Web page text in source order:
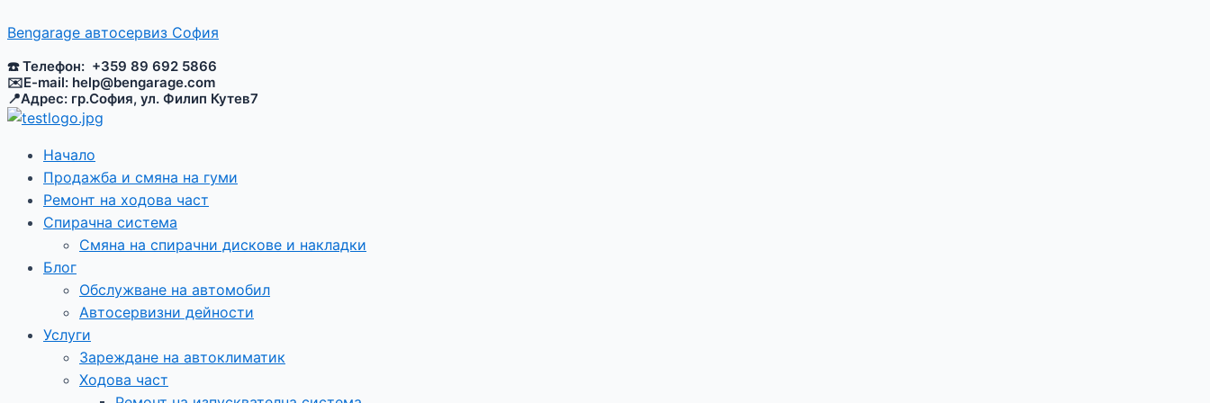
to
Bengarage aвтосервиз София
☎️ Телефон: +359 89 692 5866
✉️E-mail: help@bengarage.com
📍Адрес: гр.София, ул. Филип Кутев7
Начало
Продажба и смяна на гуми
Ремонт на ходова част
Спирачна система
Смяна на спирачни дискове и накладки
Блог
Обслужване на автомобил
Автосервизни дейности
Услуги
Зареждане на автоклиматик
Ходова част
here..